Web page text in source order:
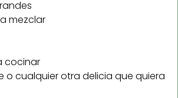
mezclar
cocinar
o cualquier otra delicia que quiera